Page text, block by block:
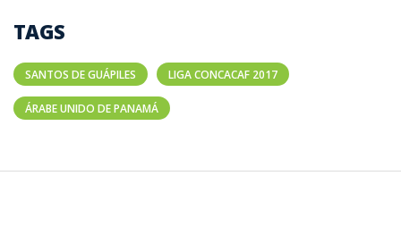
TAGS
SANTOS DE GUÁPILES LIGA CONCACAF 2017
ÁRABE UNIDO DE PANAMÁ